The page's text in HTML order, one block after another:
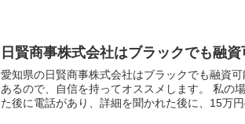
日賢商事株式会社はブラックでも融資
愛知県の日賢商事株式会社はブラックでも融資
あるので、自信を持ってオススメします。 私の
た後に電話があり、詳細を聞かれた後に、15万